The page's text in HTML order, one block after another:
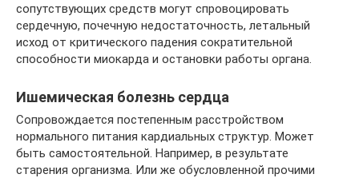
сопутствующих средств могут спровоцировать
сердечную, почечную недостаточность, летальный
исход от критического падения сократительной
способности миокарда и остановки работы органа.
Ишемическая болезнь сердца
Сопровождается постепенным расстройством
нормального питания кардиальных структур. Может
быть самостоятельной. Например, в результате
старения организма. Или же обусловленной прочими